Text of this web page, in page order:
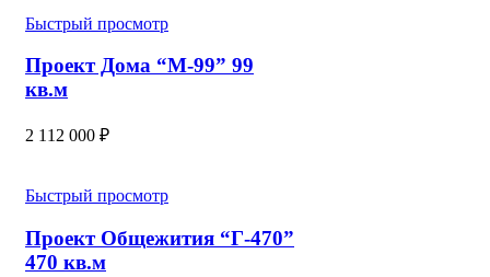
Быстрый просмотр
Проект Дома “М-99” 99
кв.м
2 112 000 ₽
Быстрый просмотр
Проект Общежития “Г-470”
470 кв.м